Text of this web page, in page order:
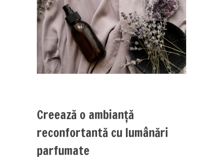
Creează o ambianță
reconfortantă cu lumânări
parfumate